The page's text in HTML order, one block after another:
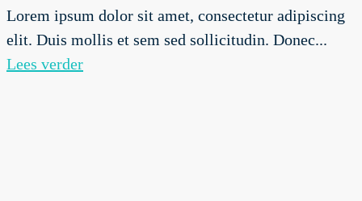
Lorem ipsum dolor sit amet, consectetur adipiscing
elit. Duis mollis et sem sed sollicitudin. Donec...
Lees verder